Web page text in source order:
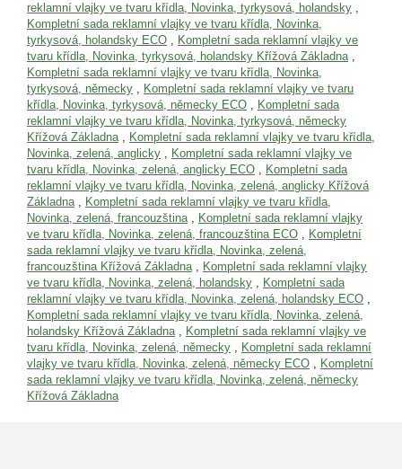
reklamní vlajky ve tvaru křídla, Novinka, tyrkysová, holandsky ,
Kompletní sada reklamní vlajky ve tvaru křídla, Novinka,
tyrkysová, holandsky ECO , Kompletní sada reklamní vlajky ve
tvaru křídla, Novinka, tyrkysová, holandsky Křížová Základna ,
Kompletní sada reklamní vlajky ve tvaru křídla, Novinka,
tyrkysová, německy , Kompletní sada reklamní vlajky ve tvaru
křídla, Novinka, tyrkysová, německy ECO , Kompletní sada
reklamní vlajky ve tvaru křídla, Novinka, tyrkysová, německy
Křížová Základna , Kompletní sada reklamní vlajky ve tvaru křídla,
Novinka, zelená, anglicky , Kompletní sada reklamní vlajky ve
tvaru křídla, Novinka, zelená, anglicky ECO , Kompletní sada
reklamní vlajky ve tvaru křídla, Novinka, zelená, anglicky Křížová
Základna , Kompletní sada reklamní vlajky ve tvaru křídla,
Novinka, zelená, francouzština , Kompletní sada reklamní vlajky
ve tvaru křídla, Novinka, zelená, francouzština ECO , Kompletní
sada reklamní vlajky ve tvaru křídla, Novinka, zelená,
francouzština Křížová Základna , Kompletní sada reklamní vlajky
ve tvaru křídla, Novinka, zelená, holandsky , Kompletní sada
reklamní vlajky ve tvaru křídla, Novinka, zelená, holandsky ECO ,
Kompletní sada reklamní vlajky ve tvaru křídla, Novinka, zelená,
holandsky Křížová Základna , Kompletní sada reklamní vlajky ve
tvaru křídla, Novinka, zelená, německy , Kompletní sada reklamní
vlajky ve tvaru křídla, Novinka, zelená, německy ECO , Kompletní
sada reklamní vlajky ve tvaru křídla, Novinka, zelená, německy
Křížová Základna